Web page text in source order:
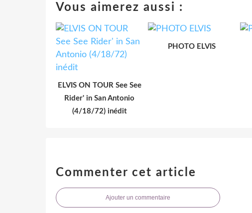
Vous aimerez aussi :
ELVIS ON TOUR See See
Rider' in San Antonio
(4/18/72) inédit
PHOTO ELVIS
Commenter cet article
Ajouter un commentaire